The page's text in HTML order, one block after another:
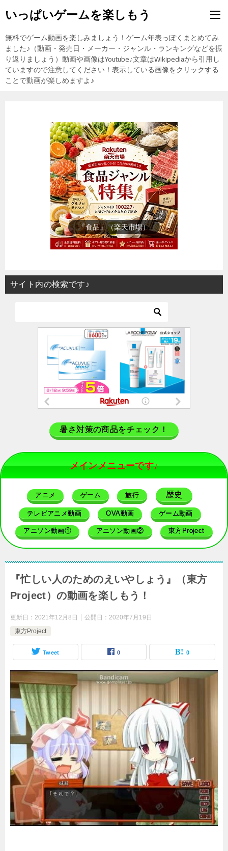
いっぱいゲームを楽しもう
無料でゲーム動画を楽しみましょう！ゲーム年表っぽくまとめてみ
ました♪（動画・発売日・メーカー・ジャンル・ランキングなどを振
り返りましょう）動画や画像はYoutube♪文章はWikipediaから引用し
ていますので注意してください！表示している画像をクリックする
ことで動画が楽しめますよ♪
『スイーツ・お菓子』（楽天市
場）
サイト内の検索です♪
暑さ対策の商品をチェック！
メインメニューです♪
アニメ ゲーム 旅行 歴史
テレビアニメ動画 OVA動画 ゲーム動画
アニソン動画① アニソン動画② 東方Project
『忙しい人のためのえいやしょう』（東方
Project）の動画を楽しもう！
更新日： 2021年12月8日 公開日： 2020年7月19日
東方Project
Tweet 0 0